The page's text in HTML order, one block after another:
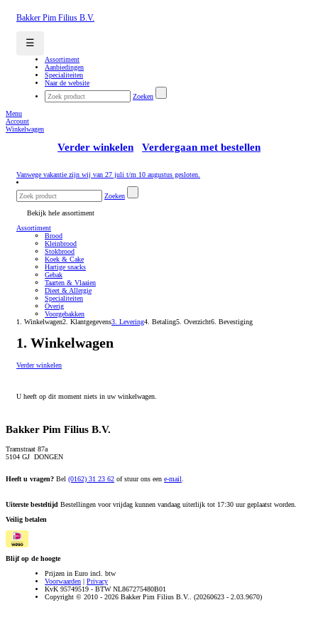
Bakker Pim Filius B.V.
☰
Assortiment
Aanbiedingen
Specialiteiten
Naar de website
Zoeken
Menu
Account
Winkelwagen
Verder winkelen Verdergaan met bestellen
Vanwege vakantie zijn wij van 27 juli t/m 10 augustus gesloten.
Zoeken
Bekijk hele assortiment
Assortiment
Brood
Kleinbrood
Stokbrood
Koek & Cake
Hartige snacks
Gebak
Taarten & Vlaaien
Dieet & Allergie
Specialiteiten
Overig
Voorgebakken
1. Winkelwagen2. Klantgegevens3. Levering4. Betaling5. Overzicht6. Bevestiging
1. Winkelwagen
Verder winkelen
U heeft op dit moment niets in uw winkelwagen.
Bakker Pim Filius B.V.
Tramstraat 87a
5104 GJ DONGEN
Heeft u vragen? Bel (0162) 31 23 62 of stuur ons een e-mail
Uiterste besteltijd Bestellingen voor vrijdag kunnen vandaag uiterlijk tot 17:30 uur geplaatst worden.
Veilig betalen
Blijf op de hoogte
Prijzen in Euro incl. btw
Voorwaarden | Privacy
KvK 95749519 - BTW NL867275480B01
Copyright © 2010 - 2026 Bakker Pim Filius B.V.. (20260623 - 2.03.9670)